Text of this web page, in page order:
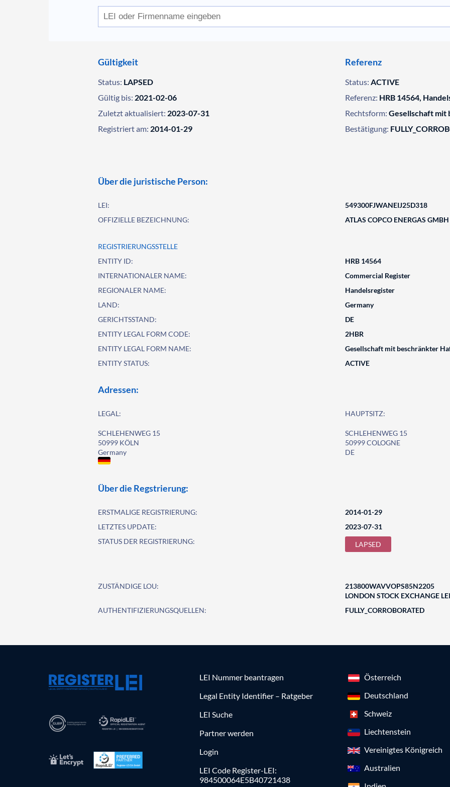
Gültigkeit
Status: LAPSED
Gültig bis: 2021-02-06
Zuletzt aktualisiert: 2023-07-31
Registriert am: 2014-01-29
Referenz
Status: ACTIVE
Referenz: HRB 14564,
Rechtsform: Gesellschaft mit
Bestätigung:
Über die juristische Person:
LEI:
549300FJWANEIJ25D318
OFFIZIELLE BEZEICHNUNG:
ATLAS COPCO ENERGAS GMBH
REGISTRIERUNGSSTELLE
ENTITY ID:
HRB 14564
INTERNATIONALER NAME:
Commercial Register
REGIONALER NAME:
Handelsregister
LAND:
Germany
GERICHTSSTAND:
DE
ENTITY LEGAL FORM CODE:
2HBR
ENTITY LEGAL FORM NAME:
Gesellschaft mit beschränkter
ENTITY STATUS:
ACTIVE
Adressen:
LEGAL:
SCHLEHENWEG 15
50999 KÖLN
Germany
HAUPTSITZ:
SCHLEHENWEG 15
50999 COLOGNE
DE
Über die Regstrierung:
ERSTMALIGE REGISTRIERUNG:
2014-01-29
LETZTES UPDATE:
2023-07-31
STATUS DER REGISTRIERUNG:
LAPSED
ZUSTÄNDIGE LOU:
213800WAVVOPS85N2205
LONDON STOCK EXCHANGE
AUTHENTIFIZIERUNGSQUELLEN:
FULLY_CORROBORATED
LEI Nummer beantragen
Legal Entity Identifier – Ratgeber
LEI Suche
Partner werden
Login
LEI Code Register-LEI:
984500064E5B40721438
Österreich
Deutschland
Schweiz
Liechtenstein
Vereinigtes Königreich
Australien